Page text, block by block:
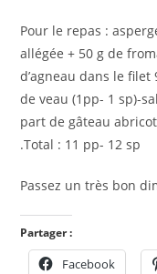
Pour le repas :
allégée + 50 g de
d’agneau dans le
de veau (1pp- 1 sp)-
part de gâteau
.Total : 11 pp- 12 sp
Passez un très bon
Partager :
Facebook